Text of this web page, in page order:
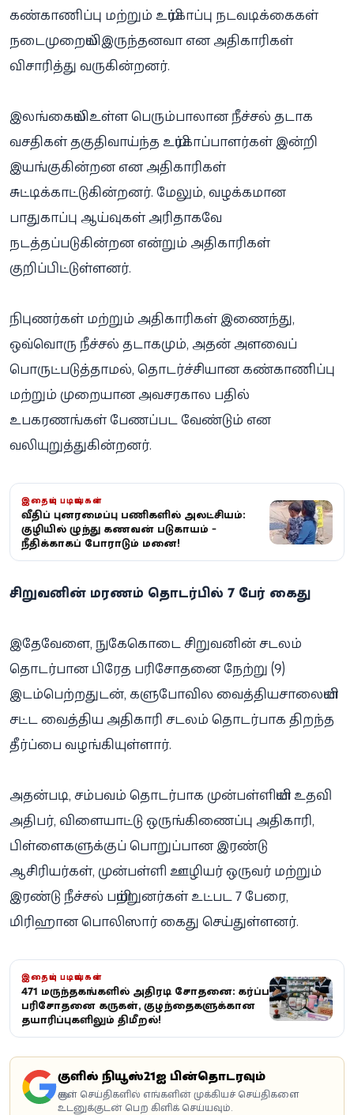
கண்காணிப்பு மற்றும் உயிர்காப்பு நடவடிக்கைகள்
நடைமுறையில் இருந்தனவா என அதிகாரிகள்
விசாரித்து வருகின்றனர்.
இலங்கையில் உள்ள பெரும்பாலான நீச்சல் தடாக
வசதிகள் தகுதிவாய்ந்த உயிர்காப்பாளர்கள் இன்றி
இயங்குகின்றன என அதிகாரிகள்
சுட்டிக்காட்டுகின்றனர். மேலும், வழக்கமான
பாதுகாப்பு ஆய்வுகள் அரிதாகவே
நடத்தப்படுகின்றன என்றும் அதிகாரிகள்
குறிப்பிட்டுள்ளனர்.
நிபுணர்கள் மற்றும் அதிகாரிகள் இணைந்து,
ஒவ்வொரு நீச்சல் தடாகமும், அதன் அளவைப்
பொருட்படுத்தாமல், தொடர்ச்சியான கண்காணிப்பு
மற்றும் முறையான அவசரகால பதில்
உபகரணங்கள் பேணப்பட வேண்டும் என
வலியுறுத்துகின்றனர்.
இதையும் படியுங்கள்
வீதிப் புனரமைப்பு பணிகளில் அலட்சியம்:
குழியில் விழுந்து கணவன் படுகாயம் -
நீதிக்காகப் போராடும் மனைவி!
சிறுவனின் மரணம் தொடர்பில் 7 பேர் கைது
இதேவேளை, நுகேகொடை சிறுவனின் சடலம்
தொடர்பான பிரேத பரிசோதனை நேற்று (9)
இடம்பெற்றதுடன், களுபோவில வைத்தியசாலையின்
சட்ட வைத்திய அதிகாரி சடலம் தொடர்பாக திறந்த
தீர்ப்பை வழங்கியுள்ளார்.
அதன்படி, சம்பவம் தொடர்பாக முன்பள்ளியின் உதவி
அதிபர், விளையாட்டு ஒருங்கிணைப்பு அதிகாரி,
பிள்ளைகளுக்குப் பொறுப்பான இரண்டு
ஆசிரியர்கள், முன்பள்ளி ஊழியர் ஒருவர் மற்றும்
இரண்டு நீச்சல் பயிற்றுனர்கள் உட்பட 7 பேரை,
மிரிஹான பொலிஸார் கைது செய்துள்ளனர்.
இதையும் படியுங்கள்
471 மருந்தகங்களில் அதிரடி சோதனை: கர்ப்ப
பரிசோதனை கருவிகள், குழந்தைகளுக்கான
தயாரிப்புகளிலும் விதிமீறல்!
கூகுளில் நியூஸ்21ஐ பின்தொடரவும்
கூகுள் செய்திகளில் எங்களின் முக்கியச் செய்திகளை
உடனுக்குடன் பெற கிளிக் செய்யவும்.